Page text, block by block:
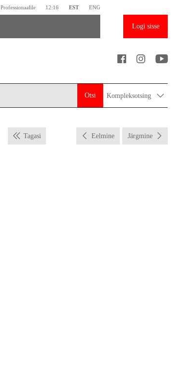
Professionaalile 12:16 EST ENG
Logi sisse
Otsi Kompleksotsing
Tagasi Eelmine Järgmine